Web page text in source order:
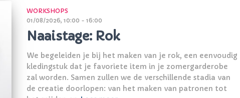
WORKSHOPS
01/08/2026, 10:00 - 16:00
Naaistage: Rok
We begeleiden je bij het maken van je rok, een eenvoudig
kledingstuk dat je favoriete item in je zomergarderobe
zal worden. Samen zullen we de verschillende stadia van
de creatie doorlopen: van het maken van patronen tot